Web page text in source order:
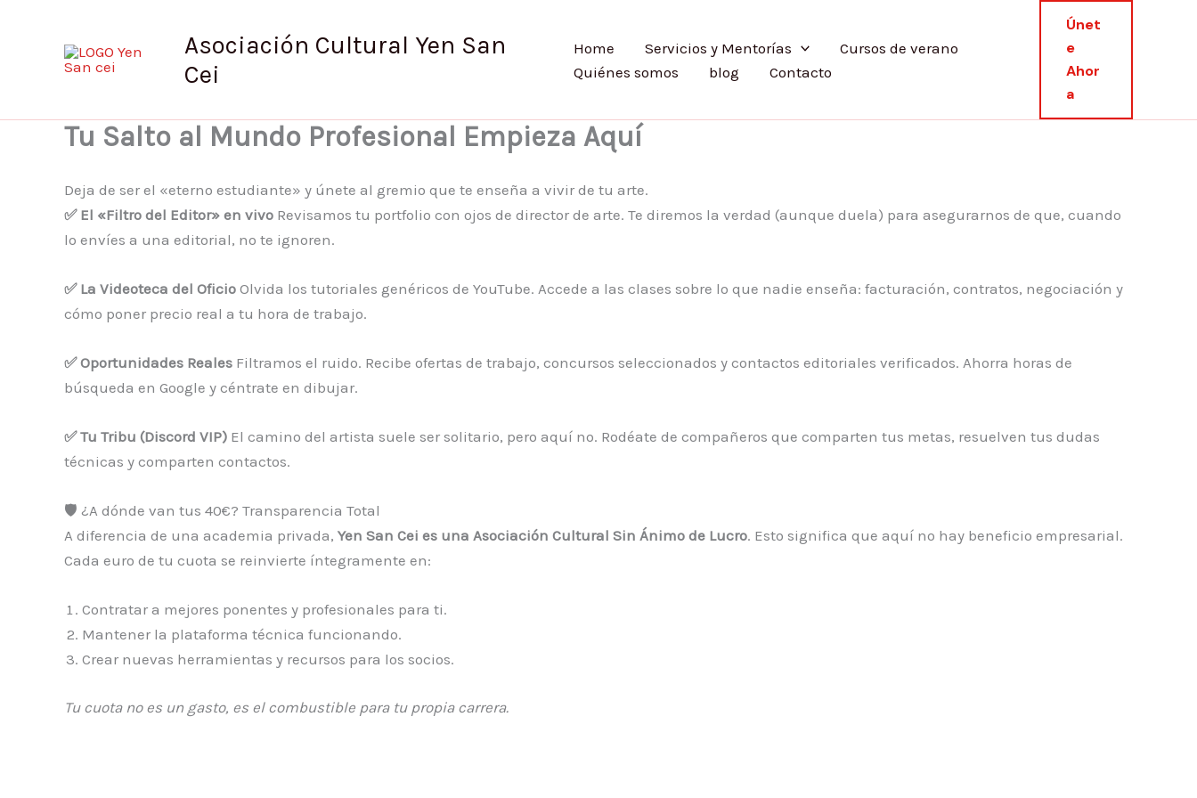
contenido
Asociación Cultural Yen San
Cei
Home Servicios y Mentorías
Cursos de verano
Quiénes somos
blog Contacto
Únet
E
Ahor
A
Tu Salto al Mundo Profesional Empieza Aquí
Deja de ser el «eterno estudiante» y únete al gremio que te enseña a vivir de tu arte.
✅ El «Filtro del Editor» en vivo Revisamos tu portfolio con ojos de director de arte. Te diremos la verdad (aunque duela) para asegurarnos de que, cuando
lo envíes a una editorial, no te ignoren.
✅ La Videoteca del Oficio Olvida los tutoriales genéricos de YouTube. Accede a las clases sobre lo que nadie enseña: facturación, contratos, negociación y
cómo poner precio real a tu hora de trabajo.
✅ Oportunidades Reales Filtramos el ruido. Recibe ofertas de trabajo, concursos seleccionados y contactos editoriales verificados. Ahorra horas de
búsqueda en Google y céntrate en dibujar.
✅ Tu Tribu (Discord VIP) El camino del artista suele ser solitario, pero aquí no. Rodéate de compañeros que comparten tus metas, resuelven tus dudas
técnicas y comparten contactos.
🛡️ ¿A dónde van tus 40€? Transparencia Total
A diferencia de una academia privada, Yen San Cei es una Asociación Cultural Sin Ánimo de Lucro. Esto significa que aquí no hay beneficio empresarial.
Cada euro de tu cuota se reinvierte íntegramente en:
Contratar a mejores ponentes y profesionales para ti.
Mantener la plataforma técnica funcionando.
Crear nuevas herramientas y recursos para los socios.
Tu cuota no es un gasto, es el combustible para tu propia carrera.